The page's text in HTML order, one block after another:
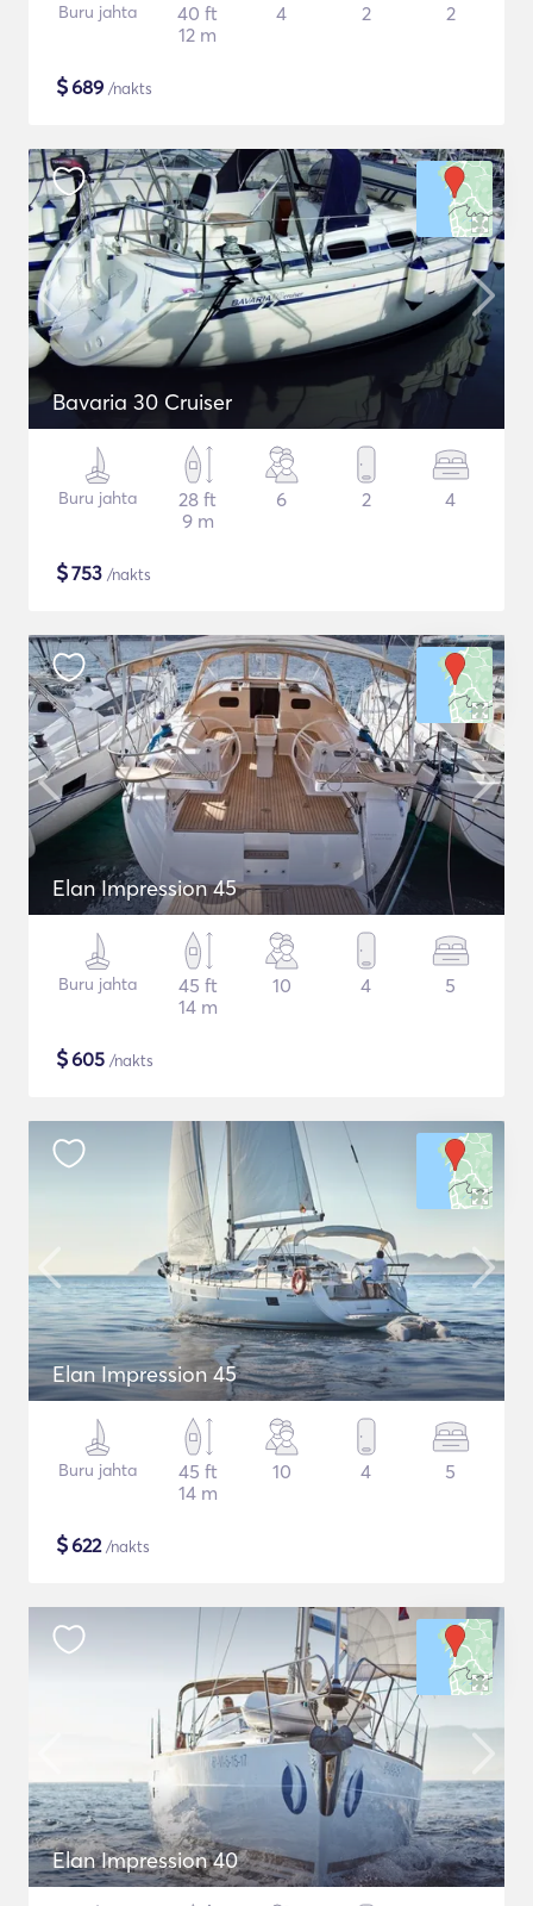
Buru jahta
40 ft
12 m
4 2 2
$689 /nakts
Bavaria 30 Cruiser
Buru jahta
28 ft
9 m
6 2 4
$753 /nakts
Elan Impression 45
Buru jahta
45 ft
14 m
10 4 5
$605 /nakts
Elan Impression 45
Buru jahta
45 ft
14 m
10 4 5
$622/nakts
Elan Impression 40